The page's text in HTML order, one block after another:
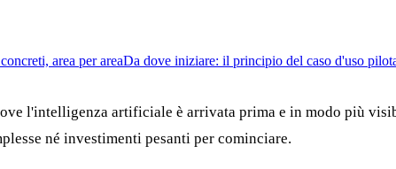
area per areaDa dove iniziare: il principio del caso d'uso
l'intelligenza artificiale è arrivata prima e in modo più
né investimenti pesanti per cominciare.